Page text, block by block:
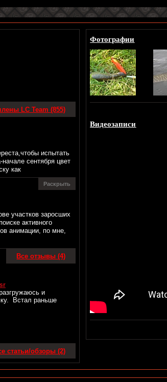
LC Team (855)
испытать
сентября цвет
как
Раскрыть
участков заросших
активного
анимации, по мне,
Все отзывы (4)
и
Встал раньше
статьи/обзоры (2)
Фотографии
Видеозаписи